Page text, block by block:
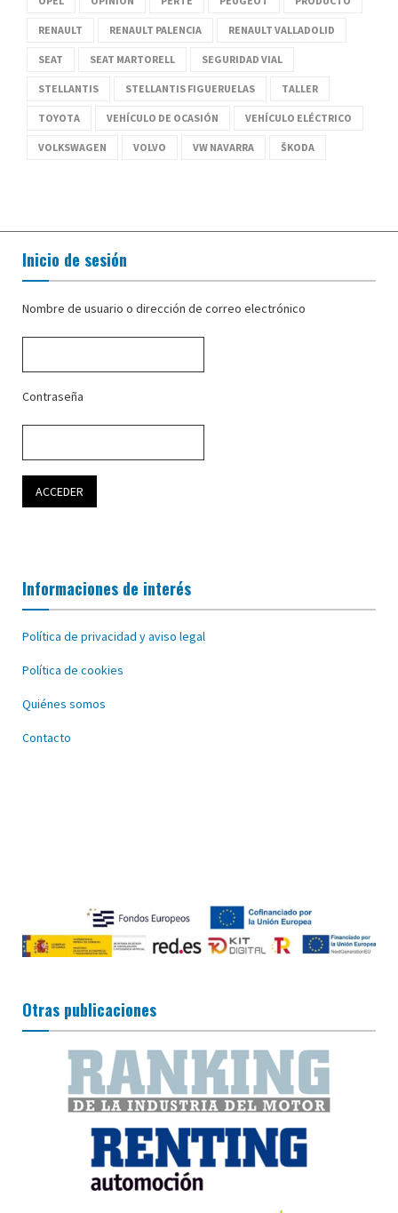
RENAULT RENAULT PALENCIA RENAULT VALLADOLID
SEAT SEAT MARTORELL SEGURIDAD VIAL
STELLANTIS STELLANTIS FIGUERUELAS TALLER
TOYOTA VEHÍCULO DE OCASIÓN VEHÍCULO ELÉCTRICO
VOLKSWAGEN VOLVO VW NAVARRA ŠKODA
Inicio de sesión
Nombre de usuario o dirección de correo electrónico
Contraseña
Informaciones de interés
Política de privacidad y aviso legal
Política de cookies
Quiénes somos
Contacto
Otras publicaciones